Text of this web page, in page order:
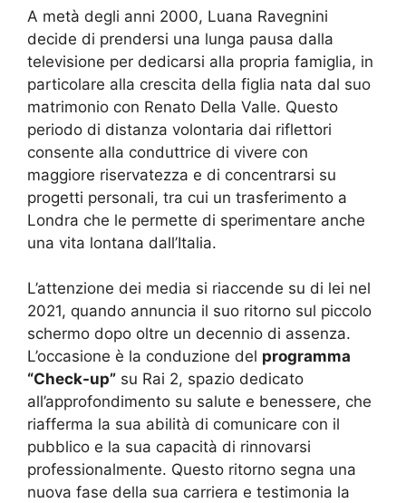
A metà degli anni 2000, Luana Ravegnini
decide di prendersi una lunga pausa dalla
televisione per dedicarsi alla propria famiglia, in
particolare alla crescita della figlia nata dal suo
matrimonio con Renato Della Valle. Questo
periodo di distanza volontaria dai riflettori
consente alla conduttrice di vivere con
maggiore riservatezza e di concentrarsi su
progetti personali, tra cui un trasferimento a
Londra che le permette di sperimentare anche
una vita lontana dall’Italia.
L’attenzione dei media si riaccende su di lei nel
2021, quando annuncia il suo ritorno sul piccolo
schermo dopo oltre un decennio di assenza.
L’occasione è la conduzione del programma
“Check-up” su Rai 2, spazio dedicato
all’approfondimento su salute e benessere, che
riafferma la sua abilità di comunicare con il
pubblico e la sua capacità di rinnovarsi
professionalmente. Questo ritorno segna una
nuova fase della sua carriera e testimonia la